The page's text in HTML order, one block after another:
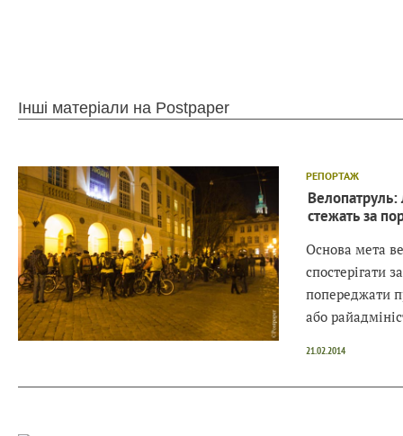
Інші матеріали на Postpaper
РЕПОРТАЖ
Велопатруль:
стежать за
Основа мета
спостерігати
попереджати
або
21.02.2014